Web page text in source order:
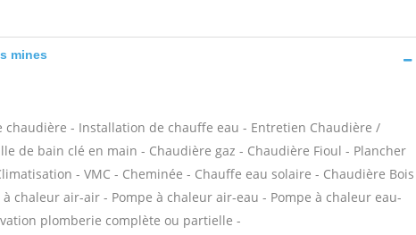
mines
- Installation de chauffe eau - Entretien Chaudière /
de bain clé en main - Chaudière gaz - Chaudière Fioul - Plancher
- VMC - Cheminée - Chauffe eau solaire - Chaudière Bois
chaleur air-air - Pompe à chaleur air-eau - Pompe à chaleur eau-
plomberie complète ou partielle -